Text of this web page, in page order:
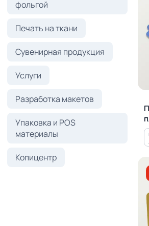
фольгой
Печать на ткани
Сувенирная продукция
Услуги
Разработка макетов
Упаковка и POS
материалы
Копицентр